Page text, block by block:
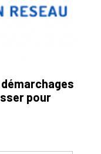
pour